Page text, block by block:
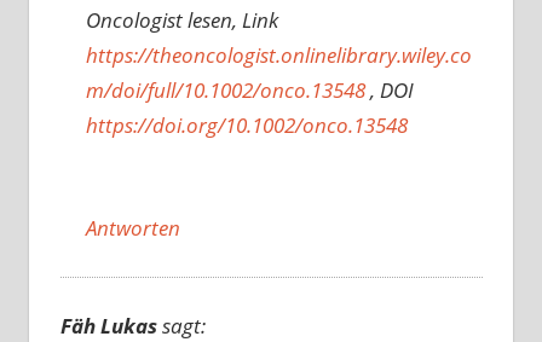
Oncologist lesen, Link
https://theoncologist.onlinelibrary.wiley.co
m/doi/full/10.1002/onco.13548, DOI
https://doi.org/10.1002/onco.13548
Antworten
Fäh Lukassagt: